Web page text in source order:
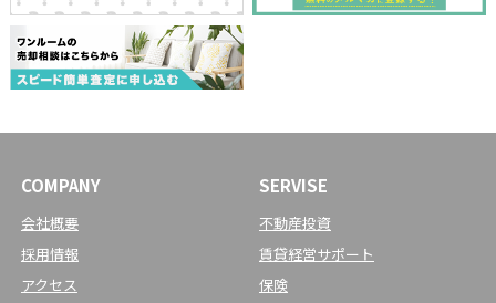
COMPANY
会社概要
採用情報
アクセス
SERVISE
不動産投資
賃貸経営サポート
保険